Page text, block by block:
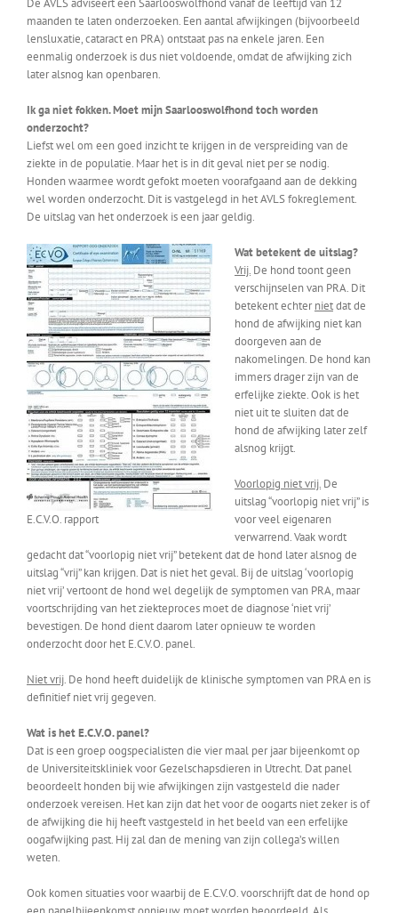
De AVLS adviseert een Saarlooswolfhond vanaf de leeftijd van 12
maanden te laten onderzoeken. Een aantal afwijkingen (bijvoorbeeld
lensluxatie, cataract en PRA) ontstaat pas na enkele jaren. Een
eenmalig onderzoek is dus niet voldoende, omdat de afwijking zich
later alsnog kan openbaren.
Ik ga niet fokken. Moet mijn Saarlooswolfhond toch worden
onderzocht?
Liefst wel om een goed inzicht te krijgen in de verspreiding van de
ziekte in de populatie. Maar het is in dit geval niet per se nodig.
Honden waarmee wordt gefokt moeten voorafgaand aan de dekking
wel worden onderzocht. Dit is vastgelegd in het AVLS fokreglement.
De uitslag van het onderzoek is een jaar geldig.
E.C.V.O. rapport
Wat betekent de uitslag?
Vrij. De hond toont geen
verschijnselen van PRA. Dit
betekent echternietdat de
hond de afwijking niet kan
doorgeven aan de
nakomelingen. De hond kan
immers drager zijn van de
erfelijke ziekte. Ook is het
niet uit te sluiten dat de
hond de afwijking later zelf
alsnog krijgt.
Voorlopig niet vrij. De
uitslag “voorlopig niet vrij” is
voor veel eigenaren
verwarrend. Vaak wordt
gedacht dat “voorlopig niet vrij” betekent dat de hond later alsnog de
uitslag “vrij” kan krijgen. Dat is niet het geval. Bij de uitslag ‘voorlopig
niet vrij’ vertoont de hond wel degelijk de symptomen van PRA, maar
voortschrijding van het ziekteproces moet de diagnose ‘niet vrij’
bevestigen. De hond dient daarom later opnieuw te worden
onderzocht door het E.C.V.O. panel.
Niet vrij. De hond heeft duidelijk de klinische symptomen van PRA en is
definitief niet vrij gegeven.
Wat is het E.C.V.O. panel?
Dat is een groep oogspecialisten die vier maal per jaar bijeenkomt op
de Universiteitskliniek voor Gezelschapsdieren in Utrecht. Dat panel
beoordeelt honden bij wie afwijkingen zijn vastgesteld die nader
onderzoek vereisen. Het kan zijn dat het voor de oogarts niet zeker is of
de afwijking die hij heeft vastgesteld in het beeld van een erfelijke
oogafwijking past. Hij zal dan de mening van zijn collega’s willen
weten.
Ook komen situaties voor waarbij de E.C.V.O. voorschrijft dat de hond op